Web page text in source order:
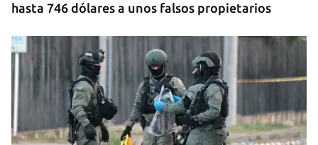
hasta 746 dólares a unos falsos propietarios